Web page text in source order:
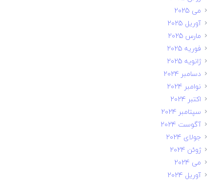
می 2025
آوریل 2025
مارس 2025
فوریه 2025
ژانویه 2025
دسامبر 2024
نوامبر 2024
اکتبر 2024
سپتامبر 2024
آگوست 2024
جولای 2024
ژوئن 2024
می 2024
آوریل 2024